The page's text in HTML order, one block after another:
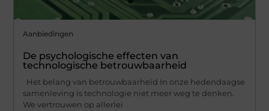
Aanbiedingen
De psychologische effecten van
technologische betrouwbaarheid
Het belang van betrouwbaarheid In onze hedendaagse
samenleving is technologie niet meer weg te denken.
We vertrouwen op allerlei